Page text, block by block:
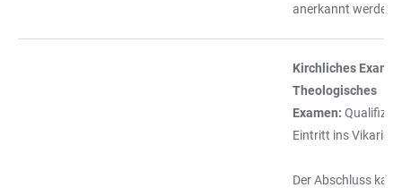
anerkannt werden.
Kirchliches
Theologisches
Examen:
Eintritt ins Vikariat.
Der Abschluss